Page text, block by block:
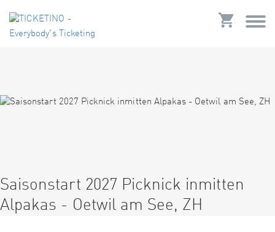
Saisonstart 2027 Picknick inmitten
Alpakas - Oetwil am See, ZH